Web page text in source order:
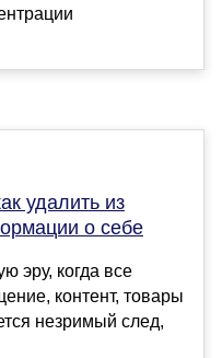
удалить из
о себе
эру, когда все
контент, товары
незримый след,